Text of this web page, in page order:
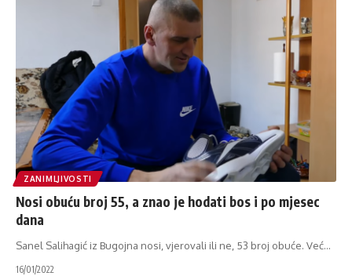
ZANIMLJIVOSTI
Nosi obuću broj 55, a znao je hodati bos i po mjesec
dana
Sanel Salihagić iz Bugojna nosi, vjerovali ili ne, 53 broj obuće. Već…
16/01/2022